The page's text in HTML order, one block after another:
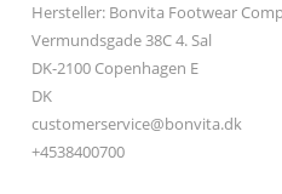
Hersteller: Bonvita Footwear
Vermundsgade 38C 4. Sal
DK-2100 Copenhagen E
DK
customerservice@bonvita.dk
+4538400700